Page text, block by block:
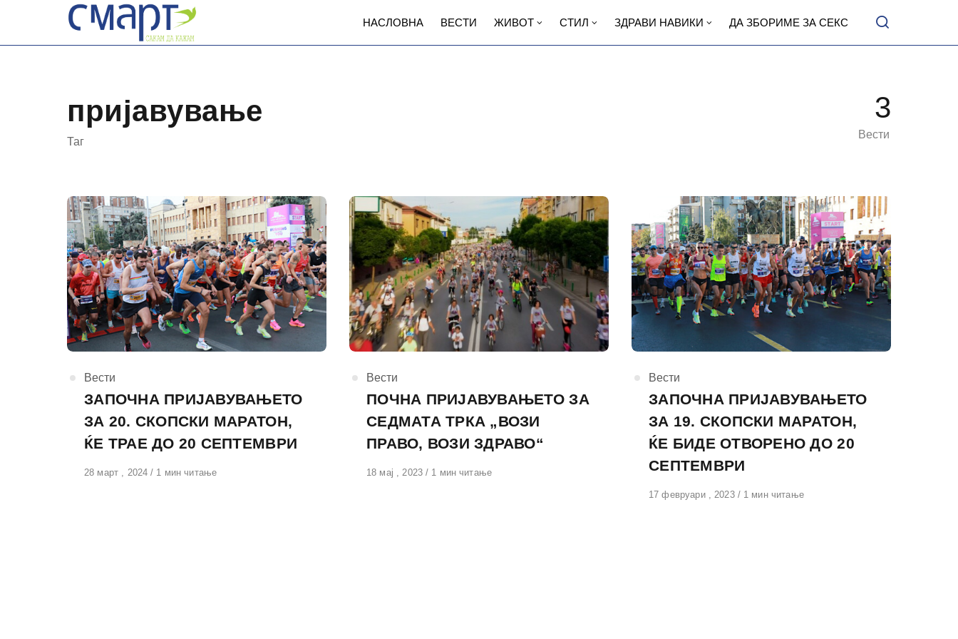
content
НАСЛОВНА ВЕСТИ ЖИВОТ СТИЛ ЗДРАВИ НАВИКИ ДА ЗБОРИМЕ ЗА СЕКС
пријавување
Таг
3
Вести
КАтегорија
Вести
ЗАПОЧНА ПРИЈАВУВАЊЕТО
ЗА 20. СКОПСКИ МАРАТОН,
ЌЕ ТРАЕ ДО 20 СЕПТЕМВРИ
Објавено
28 март , 2024 1 мин читање
КАтегорија
Вести
ПОЧНА ПРИЈАВУВАЊЕТО ЗА
СЕДМАТА ТРКА „ВОЗИ
ПРАВО, ВОЗИ ЗДРАВО“
Објавено
18 мај , 2023 1 мин читање
КАтегорија
Вести
ЗАПОЧНА ПРИЈАВУВАЊЕТО
ЗА 19. СКОПСКИ МАРАТОН,
ЌЕ БИДЕ ОТВОРЕНО ДО 20
СЕПТЕМВРИ
Објавено
17 февруари , 2023 1 мин читање